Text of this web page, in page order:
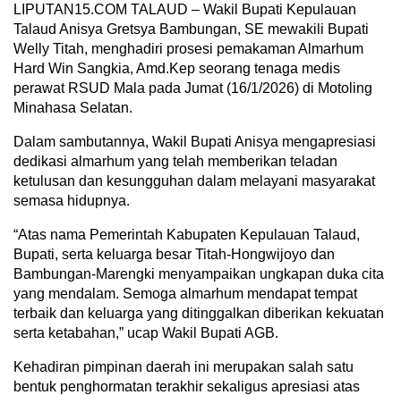
LIPUTAN15.COM TALAUD – Wakil Bupati Kepulauan
Talaud Anisya Gretsya Bambungan, SE mewakili Bupati
Welly Titah, menghadiri prosesi pemakaman Almarhum
Hard Win Sangkia, Amd.Kep seorang tenaga medis
perawat RSUD Mala pada Jumat (16/1/2026) di Motoling
Minahasa Selatan.
Dalam sambutannya, Wakil Bupati Anisya mengapresiasi
dedikasi almarhum yang telah memberikan teladan
ketulusan dan kesungguhan dalam melayani masyarakat
semasa hidupnya.
“Atas nama Pemerintah Kabupaten Kepulauan Talaud,
Bupati, serta keluarga besar Titah-Hongwijoyo dan
Bambungan-Marengki menyampaikan ungkapan duka cita
yang mendalam. Semoga almarhum mendapat tempat
terbaik dan keluarga yang ditinggalkan diberikan kekuatan
serta ketabahan,” ucap Wakil Bupati AGB.
Kehadiran pimpinan daerah ini merupakan salah satu
bentuk penghormatan terakhir sekaligus apresiasi atas